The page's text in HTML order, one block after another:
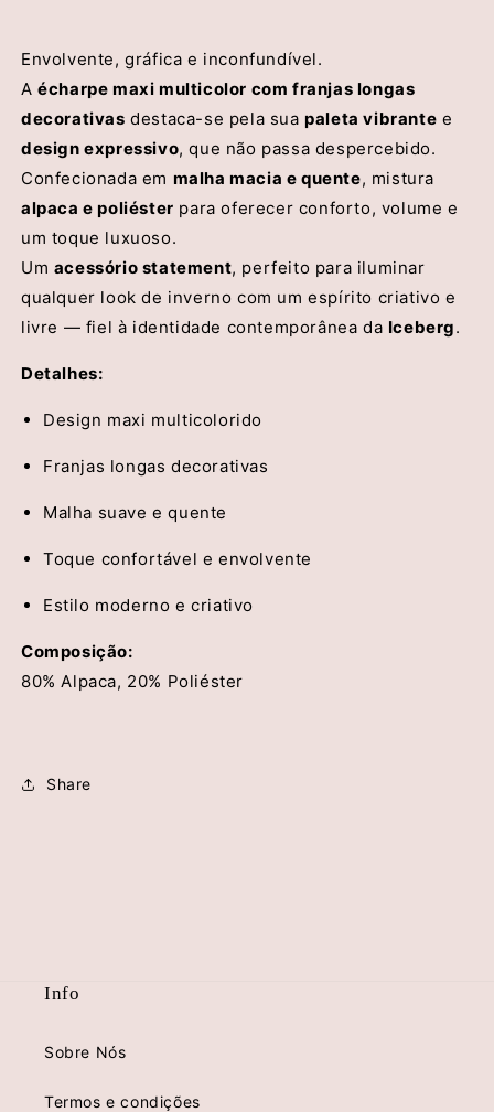
Envolvente, gráfica e inconfundível.
Aécharpe maxi multicolor com franjas longas
decorativas destaca-se pela suapaleta vibrante e
design expressivo, que não passa despercebido.
Confecionada em malha macia e quente, mistura
alpaca e poliéster para oferecer conforto, volume e
um toque luxuoso.
Um acessório statement, perfeito para iluminar
qualquer look de inverno com um espírito criativo e
livre — fiel à identidade contemporânea da Iceberg.
Detalhes:
Design maxi multicolorido
Franjas longas decorativas
Malha suave e quente
Toque confortável e envolvente
Estilo moderno e criativo
Composição:
80% Alpaca, 20% Poliéster
Share
Info
Sobre Nós
Termos e condições